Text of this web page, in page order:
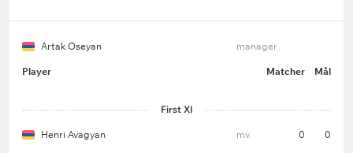
Artak Oseyan manager
Player Matcher Mål
First XI
Henri Avagyan mv. 0 0